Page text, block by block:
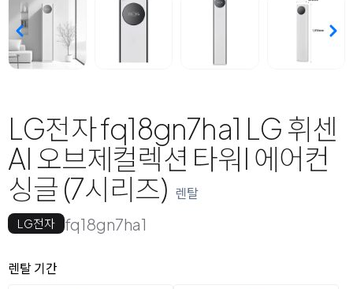
LG전자 fq18gn7ha1 LG 휘센
AI 오브제컬렉션 타워I 에어컨
싱글 (7시리즈) 렌탈
LG전자 fq18gn7ha1
옵션 선택
렌탈 선택
렌탈 기간